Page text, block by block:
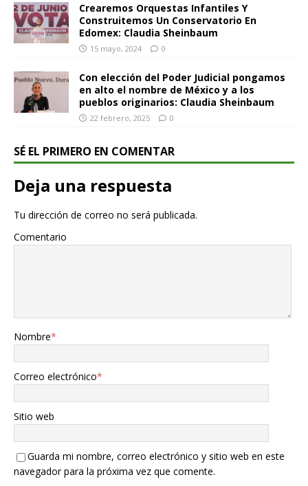
Crearemos Orquestas Infantiles Y
Construitemos Un Conservatorio En
Edomex: Claudia Sheinbaum
15 mayo, 2024 0
Con elección del Poder Judicial pongamos
en alto el nombre de México y a los
pueblos originarios: Claudia Sheinbaum
22 febrero, 2025 0
SÉ EL PRIMERO EN COMENTAR
Deja una respuesta
Tu dirección de correo no será publicada.
Comentario
Nombre*
Correo electrónico*
Sitio web
Guarda mi nombre, correo electrónico y sitio web en este
navegador para la próxima vez que comente.